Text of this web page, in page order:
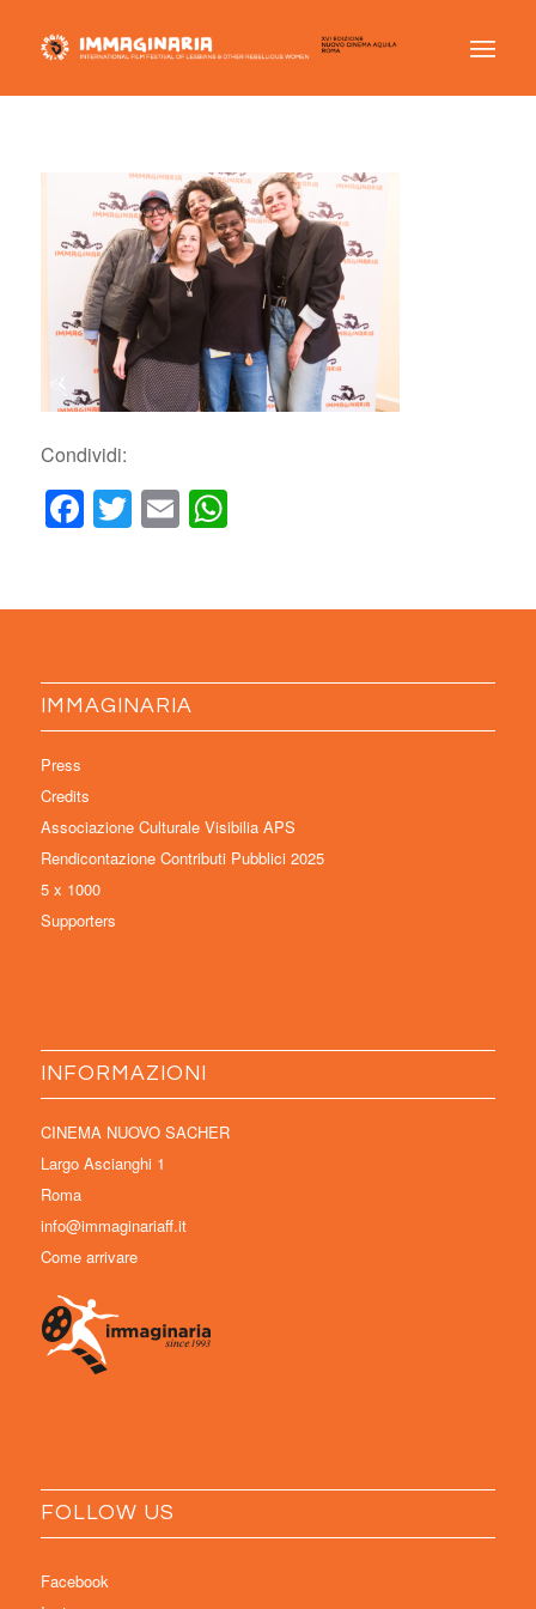
Condividi:
Facebook
Twitter
EmailWhatsApp
IMMAGINARIA
Press
Credits
Associazione Culturale Visibilia APS
Rendicontazione Contributi Pubblici 2025
5 x 1000
Supporters
INFORMAZIONI
CINEMA NUOVO SACHER
Largo Ascianghi 1
Roma
info@immaginariaff.it
Come arrivare
FOLLOW US
Facebook